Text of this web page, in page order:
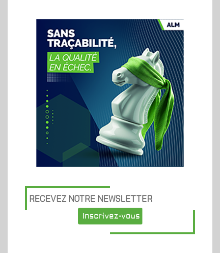
RECEVEZ NOTRE NEWSLETTER
Inscrivez-vous